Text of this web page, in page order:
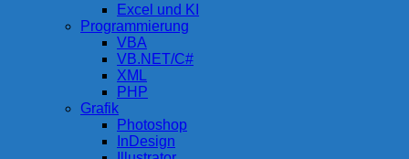
Excel und KI
Programmierung
VBA
VB.NET/C#
XML
PHP
Grafik
Photoshop
InDesign